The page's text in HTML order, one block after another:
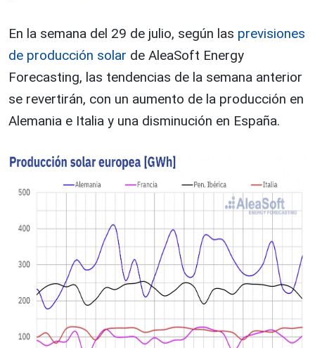
En la semana del 29 de julio, según las previsiones
de producción solar de AleaSoft Energy
Forecasting, las tendencias de la semana anterior
se revertirán, con un aumento de la producción en
Alemania e Italia y una disminución en España.